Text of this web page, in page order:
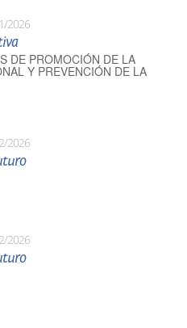
2026
DE PROMOCIÓN DE LA
Y PREVENCIÓN DE LA
2026
2026